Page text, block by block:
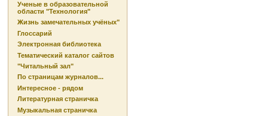
Ученые в образовательной
области "Технология"
Жизнь замечательных учёных"
Глоссарий
Электронная библиотека
Тематический каталог сайтов
"Читальный зал"
По страницам журналов...
Интересное - рядом
Литературная страничка
Музыкальная страничка